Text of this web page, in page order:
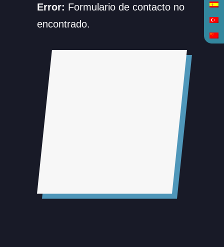
Error: Formulario de contacto no
encontrado.